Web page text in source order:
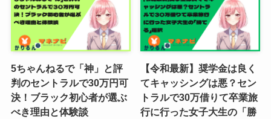
5ちゃんねるで「神」と評
判のセントラルで30万円可
決！ブラック初心者が選ぶ
べき理由と体験談
【令和最新】奨学金は良く
てキャッシングは悪？セン
トラルで30万借りて卒業旅
行に行った女子大生の「勝